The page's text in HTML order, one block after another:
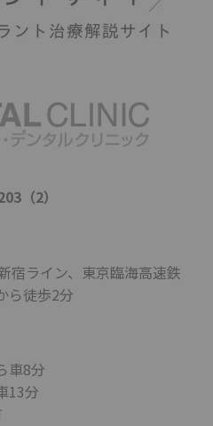
（2）
宿ライン、東京臨海高速鉄
ら徒歩2分
車8分
13分